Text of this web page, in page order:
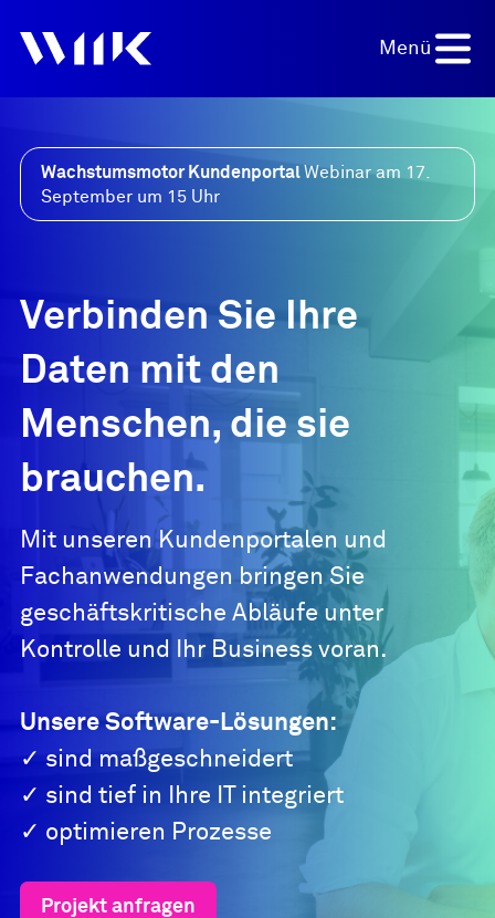
Menü
Wachstumsmotor Kundenportal Webinar am 17.
September um 15 Uhr
Verbinden Sie Ihre
Daten mit den
Menschen, die sie
brauchen.
Mit unseren Kundenportalen und
Fachanwendungen bringen Sie
geschäftskritische Abläufe unter
Kontrolle und Ihr Business voran.
Unsere Software-Lösungen:
✓ sind maßgeschneidert
✓ sind tief in Ihre IT integriert
✓ optimieren Prozesse
Projekt anfragen